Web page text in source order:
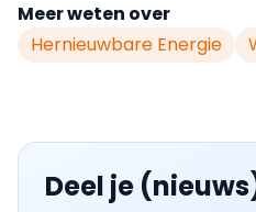
Meer weten over
Hernieuwbare Energie
Deel je